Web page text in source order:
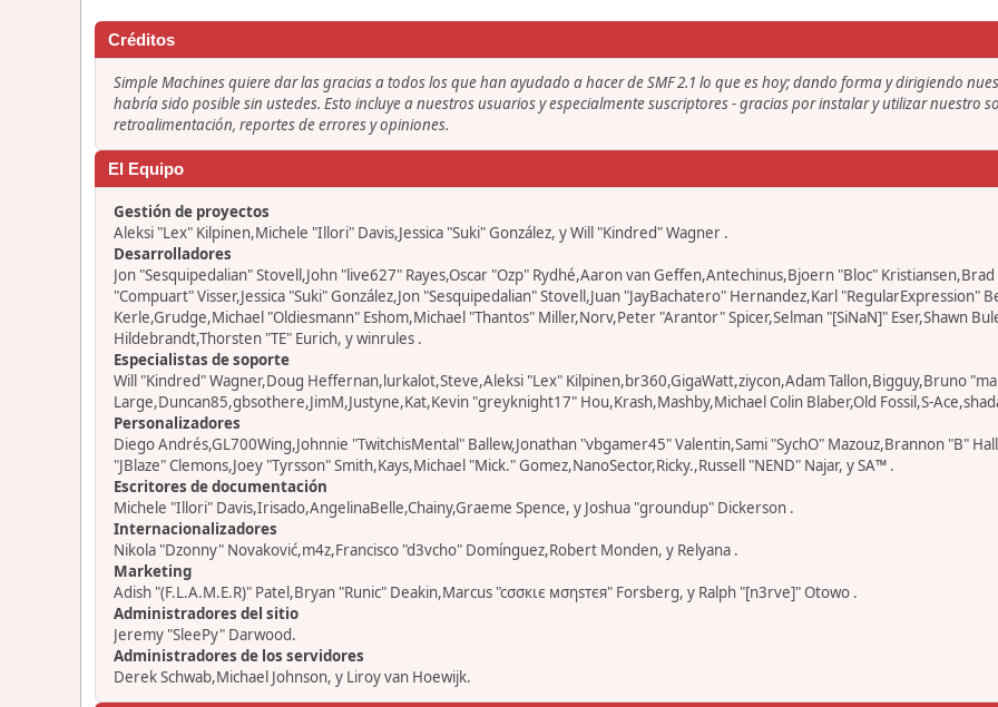
Créditos
Simple Machines quiere dar las gracias a todos los que han ayudado a hacer de SMF 2.1 lo que es hoy; dando forma y dirigiendo
habría sido posible sin ustedes. Esto incluye a nuestros usuarios y especialmente suscriptores - gracias por instalar y utilizar nuestro
retroalimentación, reportes de errores y opiniones.
El Equipo
Gestión de proyectos
Aleksi "Lex" Kilpinen,Michele "Illori" Davis,Jessica "Suki" González, y Will "Kindred" Wagner .
Desarrolladores
Jon "Sesquipedalian" Stovell,John "live627" Rayes,Oscar "Ozp" Rydhé,Aaron van Geffen,Antechinus,Bjoern "Bloc"
"Compuart" Visser,Jessica "Suki" González,Jon "Sesquipedalian" Stovell,Juan "JayBachatero" Hernandez,Karl
Kerle,Grudge,Michael "Oldiesmann" Eshom,Michael "Thantos" Miller,Norv,Peter "Arantor" Spicer,Selman "[SiNaN]" Eser,Shawn
Hildebrandt,Thorsten "TE" Eurich, y winrules .
Especialistas de soporte
Will "Kindred" Wagner,Doug Heffernan,lurkalot,Steve,Aleksi "Lex" Kilpinen,br360,GigaWatt,ziycon,Adam Tallon,Bigguy,Bruno
Large,Duncan85,gbsothere,JimM,Justyne,Kat,Kevin "greyknight17" Hou,Krash,Mashby,Michael Colin Blaber,Old Fossil,S-
Personalizadores
Diego Andrés,GL700Wing,Johnnie "TwitchisMental" Ballew,Jonathan "vbgamer45" Valentin,Sami "SychO" Mazouz,Brannon "B"
"JBlaze" Clemons,Joey "Tyrsson" Smith,Kays,Michael "Mick." Gomez,NanoSector,Ricky.,Russell "NEND" Najar, y SA™ .
Escritores de documentación
Michele "Illori" Davis,Irisado,AngelinaBelle,Chainy,Graeme Spence, y Joshua "groundup" Dickerson .
Internacionalizadores
Nikola "Dzonny" Novaković,m4z,Francisco "d3vcho" Domínguez,Robert Monden, y Relyana .
Marketing
Adish "(F.L.A.M.E.R)" Patel,Bryan "Runic" Deakin,Marcus "cσσкιє мσηѕтєя" Forsberg, y Ralph "[n3rve]" Otowo .
Administradores del sitio
Jeremy "SleePy" Darwood.
Administradores de los servidores
Derek Schwab,Michael Johnson, y Liroy van Hoewijk.